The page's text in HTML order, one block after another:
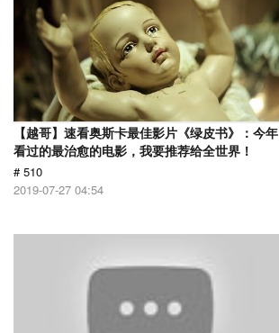
【越哥】速看奥斯卡最佳影片《绿皮书》：今年
看过的最治愈的电影，我要推荐给全世界！
# 510
2019-07-27 04:54